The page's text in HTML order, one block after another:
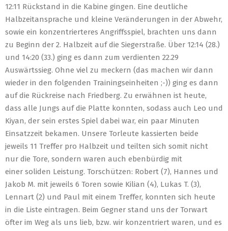
12:11 Rückstand in die Kabine gingen. Eine deutliche
Halbzeitansprache und kleine Veränderungen in der Abwehr,
sowie ein konzentrierteres Angriffsspiel, brachten uns dann
zu Beginn der 2. Halbzeit auf die Siegerstraße. Über 12:14 (28.)
und 14:20 (33.) ging es dann zum verdienten 22.29
Auswärtssieg. Ohne viel zu meckern (das machen wir dann
wieder in den folgenden Trainingseinheiten ;-)) ging es dann
auf die Rückreise nach Friedberg. Zu erwähnen ist heute,
dass alle Jungs auf die Platte konnten, sodass auch Leo und
Kiyan, der sein erstes Spiel dabei war, ein paar Minuten
Einsatzzeit bekamen. Unsere Torleute kassierten beide
jeweils 11 Treffer pro Halbzeit und teilten sich somit nicht
nur die Tore, sondern waren auch ebenbürdig mit
einer soliden Leistung. Torschützen: Robert (7), Hannes und
Jakob M. mit jeweils 6 Toren sowie Kilian (4), Lukas T. (3),
Lennart (2) und Paul mit einem Treffer, konnten sich heute
in die Liste eintragen. Beim Gegner stand uns der Torwart
öfter im Weg als uns lieb, bzw. wir konzentriert waren, und es